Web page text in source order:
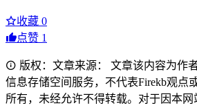
收藏 0
点赞 1
版权：文章来源： 文章该内容为作
信息存储空间服务，不代表Firekb观点
所有，未经允许不得转载。对于因本